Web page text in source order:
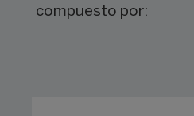
compuesto por: